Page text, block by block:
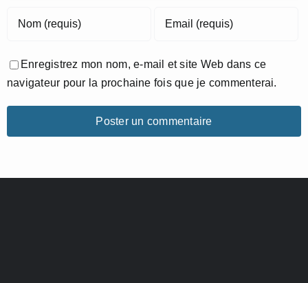
Enregistrez mon nom, e-mail et site Web dans ce
navigateur pour la prochaine fois que je commenterai.